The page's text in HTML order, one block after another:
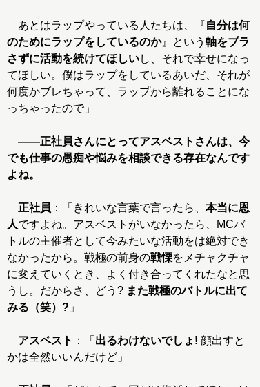
あとはラップやっている人たちは、『自分は何
のためにラップをしているのか』という 軸をブラ
さずに活動を続けてほしいし、それで幸せになっ
てほしい。僕はラップをしているあいだ、それが
何度かブレちゃって、ラップから離れることにな
っちゃったので」
――正社員さんにとってアスベストさんは、今
でも仕事の愚痴や悩みを相談できる存在なんです
よね。
正社員 ：「きれいな言葉で言ったら、 本当に恩
人ですよね。アスベストがいなかったら、MCバ
トルの主催者として今みたいな活動をは絶対でき
なかったから。戦極の前身の戦慄をメチャクチャ
に変えていくとき、よく付き合ってくれたなと思
うし。だからさ、どう? また戦極のバトルに出て
みる（笑）? 」
アスベスト ：「 出るわけないでしょ! 顔出すと
かは全然いいんだけど」